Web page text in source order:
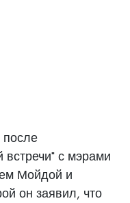
после
встречи" с мэрами
Мойдой и
он заявил, что